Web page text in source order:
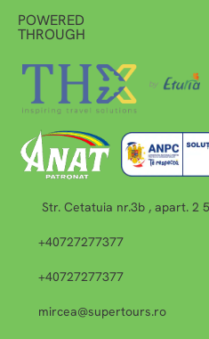
POWERED
THROUGH
Str. Cetatuia nr.3b , apart. 2
+40727277377
+40727277377
mircea@supertours.ro